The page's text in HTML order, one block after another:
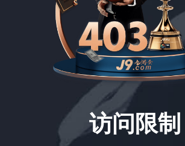
访问限制